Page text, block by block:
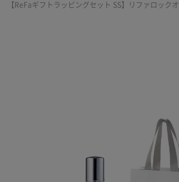
【ReFaギフトラッピングセット SS】リファロック